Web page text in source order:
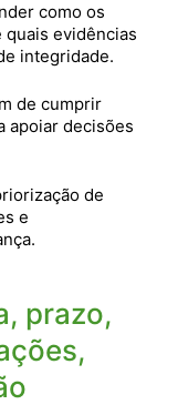
como os
evidências
integridade.
de cumprir
apoiar decisões
de
e
prazo,